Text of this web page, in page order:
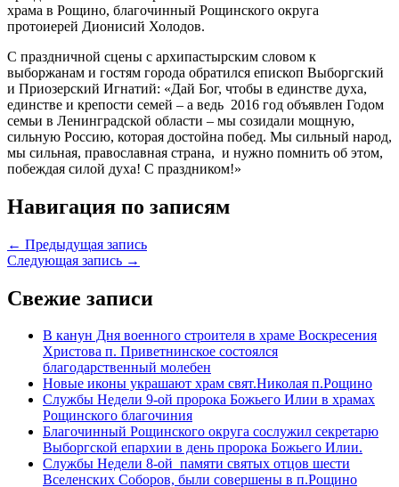
храма в Рощино, благочинный Рощинского округа
протоиерей Дионисий Холодов.
С праздничной сцены с архипастырским словом к
выборжанам и гостям города обратился епископ Выборгский
и Приозерский Игнатий: «Дай Бог, чтобы в единстве духа,
единстве и крепости семей – а ведь 2016 год объявлен Годом
семьи в Ленинградской области – мы созидали мощную,
сильную Россию, которая достойна побед. Мы сильный народ,
мы сильная, православная страна, и нужно помнить об этом,
побеждая силой духа! С праздником!»
Навигация по записям
← Предыдущая запись
Следующая запись →
Свежие записи
В канун Дня военного строителя в храме Воскресения
Христова п. Приветнинское состоялся
благодарственный молебен
Новые иконы украшают храм свят.Николая п.Рощино
Службы Недели 9-ой пророка Божьего Илии в храмах
Рощинского благочиния
Благочинный Рощинского округа сослужил секретарю
Выборгской епархии в день пророка Божьего Илии.
Службы Недели 8-ой памяти святых отцов шести
Вселенских Соборов, были совершены в п.Рощино